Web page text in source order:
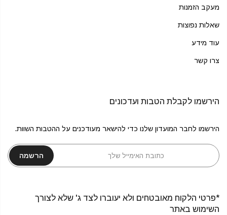
מעקב הזמנות
שאלות נפוצות
עוד מידע
צרו קשר
הירשמו לקבלת הטבות ועדכונים
הירשמו לחבר המועדון שלנו כדי להישאר מעודכנים על ההטבות השוות.
הרשמה
*פרטי הלקוח מאובטחים ולא יעוברו לצד ג' שלא לצורך
השימוש באתר